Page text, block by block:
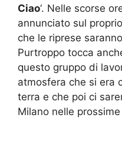
Ciao‘. Nelle scorse
annunciato sul
che le riprese
Purtroppo tocca
questo gruppo di
atmosfera che si era
terra e che poi ci
Milano nelle